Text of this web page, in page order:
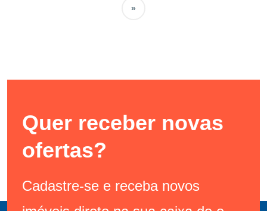
»
Quer receber novas
ofertas?
Cadastre-se e receba novos